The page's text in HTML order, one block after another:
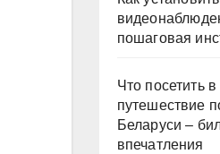
пошаговая
Что посетить
путешествие
Беларуси –
впечатления